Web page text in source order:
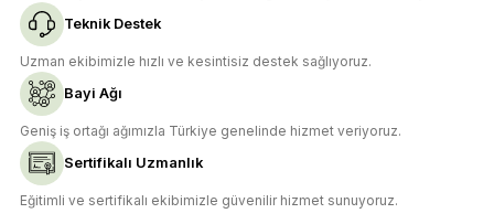
Teknik Destek
Uzman ekibimizle hızlı ve kesintisiz destek sağlıyoruz.
Bayi Ağı
Geniş iş ortağı ağımızla Türkiye genelinde hizmet veriyoruz.
Sertifikalı Uzmanlık
Eğitimli ve sertifikalı ekibimizle güvenilir hizmet sunuyoruz.